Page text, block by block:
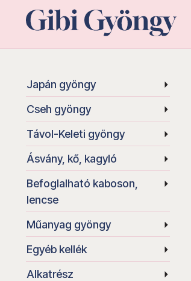
Japán gyöngy
Cseh gyöngy
Távol-Keleti gyöngy
Ásvány, kő, kagyló
Befoglalható kaboson,
lencse
Műanyag gyöngy
Egyéb kellék
Alkatrész